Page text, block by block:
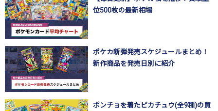
位500枚の最新相場
ポケカ新弾発売スケジュールまとめ！
新作商品を発売日別に紹介
ポンチョを着たピカチュウ(全9種)の買